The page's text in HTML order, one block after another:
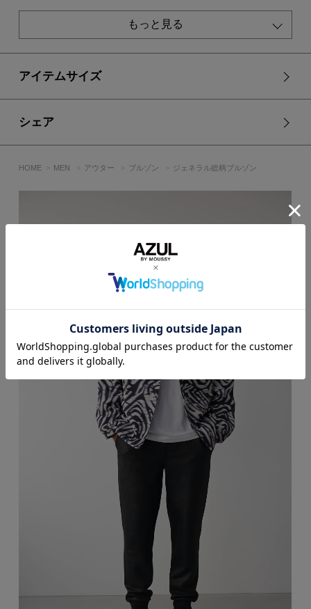
■モデル身長：180cm、着用サイズ：Lサイズ
もっと見る
アイテムサイズ
シェア
HOME MEN アウター ブルゾン ジェネラル総柄ブルゾン